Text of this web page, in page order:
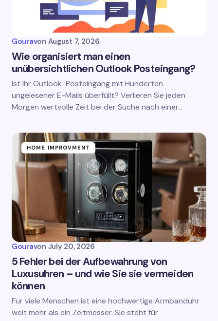
Gouravon August 7, 2026
Wie organisiert man einen
unübersichtlichen Outlook Posteingang?
Ist Ihr Outlook-Posteingang mit Hunderten
ungelesener E-Mails überfüllt? Verlieren Sie jeden
Morgen wertvolle Zeit bei der Suche nach einer…
HOME IMPROVMENT
Gouravon July 20, 2026
5 Fehler bei der Aufbewahrung von
Luxusuhren – und wie Sie sie vermeiden
können
Für viele Menschen ist eine hochwertige Armbanduhr
weit mehr als ein Zeitmesser. Sie steht für